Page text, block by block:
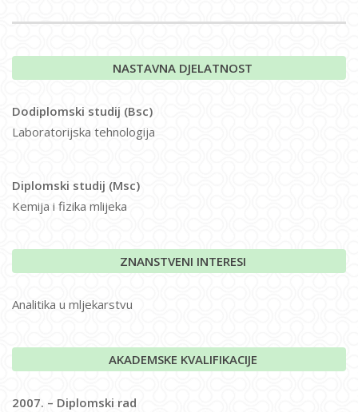
NASTAVNA DJELATNOST
Dodiplomski studij (Bsc)
Laboratorijska tehnologija
Diplomski studij (Msc)
Kemija i fizika mlijeka
ZNANSTVENI INTERESI
Analitika u mljekarstvu
AKADEMSKE KVALIFIKACIJE
2007. – Diplomski rad